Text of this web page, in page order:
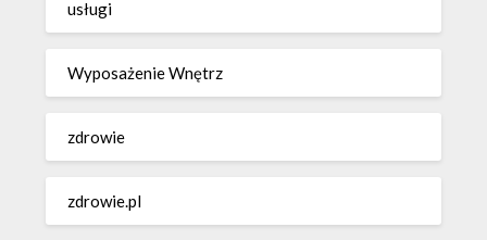
usługi
Wyposażenie Wnętrz
zdrowie
zdrowie.pl